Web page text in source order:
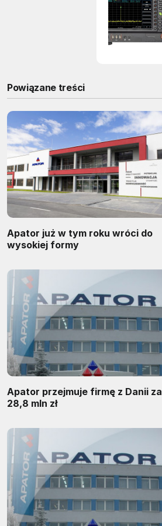
Powiązane treści
Apator już w tym roku wróci do
wysokiej formy
Apator przejmuje firmę z Danii za
28,8 mln zł